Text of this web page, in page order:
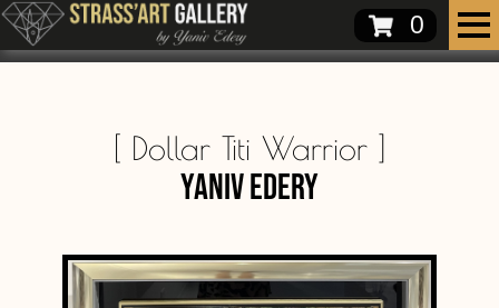
0
[ Dollar Titi Warrior ]
Yaniv Edery